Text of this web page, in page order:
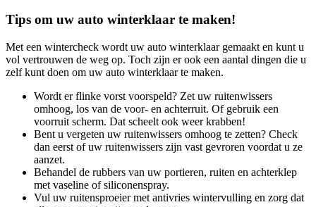
Tips om uw auto winterklaar te maken!
Met een wintercheck wordt uw auto winterklaar gemaakt en kunt u
vol vertrouwen de weg op. Toch zijn er ook een aantal dingen die u
zelf kunt doen om uw auto winterklaar te maken.
Wordt er flinke vorst voorspeld? Zet uw ruitenwissers
omhoog, los van de voor- en achterruit. Of gebruik een
voorruit scherm. Dat scheelt ook weer krabben!
Bent u vergeten uw ruitenwissers omhoog te zetten? Check
dan eerst of uw ruitenwissers zijn vast gevroren voordat u ze
aanzet.
Behandel de rubbers van uw portieren, ruiten en achterklep
met vaseline of siliconenspray.
Vul uw ruitensproeier met antivries wintervulling en zorg dat